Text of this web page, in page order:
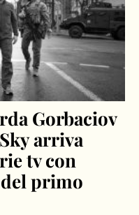
Gorbaciov
arriva
tv con
primo